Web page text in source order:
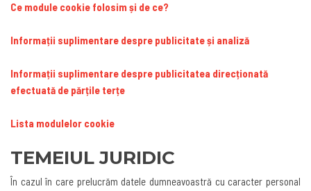
Ce module cookie folosim și de ce?
Informații suplimentare despre publicitate și analiză
Informații suplimentare despre publicitatea direcționată
efectuată de părțile terțe
Lista modulelor cookie
TEMEIUL JURIDIC
În cazul în care prelucrăm datele dumneavoastră cu caracter personal